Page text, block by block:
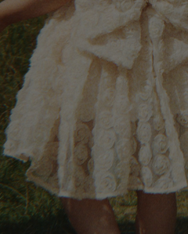
페이코 라이